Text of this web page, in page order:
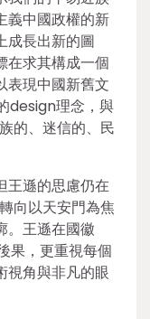
義中國政權的新
成長出新的圖
在求其構成一個
表現中國新舊文
design理念，與
的、迷信的、民
王遜的思慮仍在
向以天安門為焦
。王遜在國徽
果，更重視每個
視角與非凡的眼